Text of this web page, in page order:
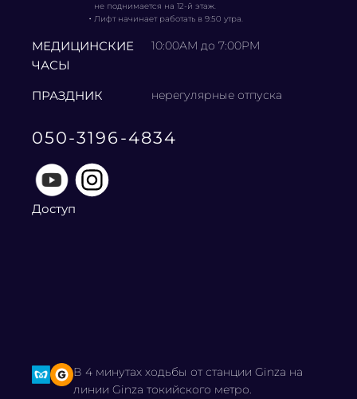
не поднимается на 12-й этаж.
・ Лифт начинает работать в 9:50 утра.
МЕДИЦИНСКИЕ
ЧАСЫ
10:00AM до 7:00PM
ПРАЗДНИК нерегулярные отпуска
050-3196-4834
Доступ
В 4 минутах ходьбы от станции Ginza на
линии Ginza токийского метро.